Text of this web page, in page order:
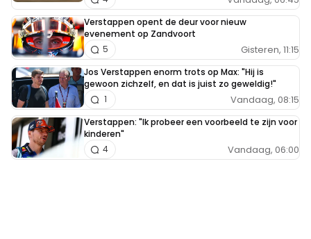
Verstappen opent de deur voor nieuw
evenement op Zandvoort
Gisteren, 11:15
5
Jos Verstappen enorm trots op Max: "Hij is
gewoon zichzelf, en dat is juist zo geweldig!"
Vandaag, 08:15
1
Verstappen: "Ik probeer een voorbeeld te zijn voor
kinderen"
Vandaag, 06:00
4